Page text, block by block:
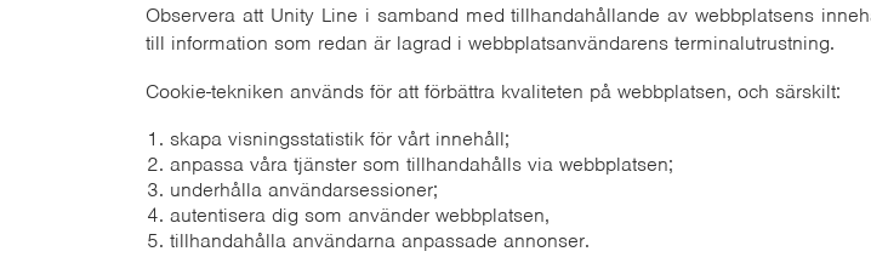
Observera att Unity Line i samband med tillhandahållande av webbplatsens
till information som redan är lagrad i webbplatsanvändarens terminalutrustning.
Cookie-tekniken används för att förbättra kvaliteten på webbplatsen, och särskilt:
skapa visningsstatistik för vårt innehåll;
anpassa våra tjänster som tillhandahålls via webbplatsen;
underhålla användarsessioner;
autentisera dig som använder webbplatsen,
tillhandahålla användarna anpassade annonser.